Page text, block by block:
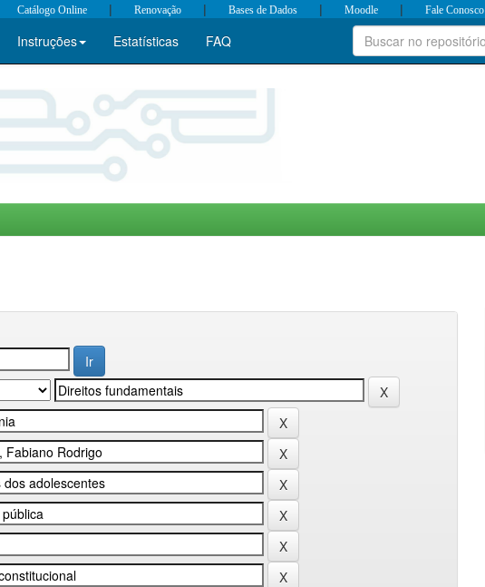
Catálogo Online | Renovação | Bases de Dados | Moodle | Fale Conosco
Instruções Estatísticas FAQ